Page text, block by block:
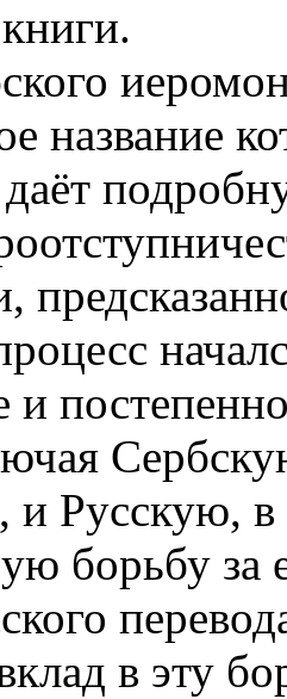
название
и
и Русскую,
борьбу за
в эту